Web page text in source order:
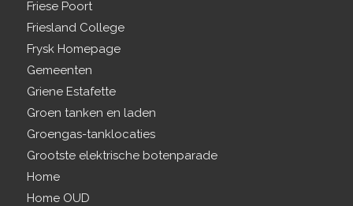
Friese Poort
Friesland College
Frysk Homepage
Gemeenten
Griene Estafette
Groen tanken en laden
Groengas-tanklocaties
Grootste elektrische botenparade
Home
Home OUD